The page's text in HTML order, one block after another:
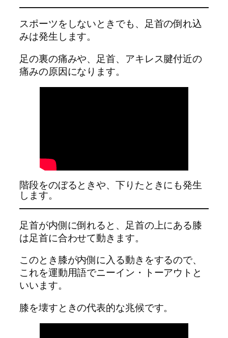
スポーツをしないときでも、足首の倒れ込
みは発生します。
足の裏の痛みや、足首、アキレス腱付近の
痛みの原因になります。
階段をのぼるときや、下りたときにも発生
します。
足首が内側に倒れると、足首の上にある膝
は足首に合わせて動きます。
このとき膝が内側に入る動きをするので、
これを運動用語でニーイン・トーアウトと
いいます。
膝を壊すときの代表的な兆候です。